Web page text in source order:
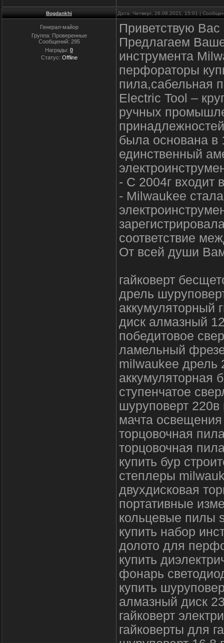
Bogdankhi Дата: Четверг, 26.08.2021, 15:01 |
Генерал-майор
Группа: Проверенные
Сообщений: 295
Награды: 0
Статус: Offline
Приветствую Вас
Предлагаем
инструмента
перфораторы
пила,сабельная
Electric Tool –
ручных
была основана в
единственный
- С 2004г входит
- Milwaukee
соответствие
От всей души
гайковерт
дрель
аккумуляторный
диск алмазный
победитовое
ламельный
milwaukee дрель
аккумуляторная
ступенчатое
шуруповерт 220в
мачта
торцовочная
торцовочная
купить бур
степлеры
двухдисковая
портативные
кольцевые пилы
купить набор
долото для
купить
фонарь
купить
алмазный диск
гайковерт
гайковерты для